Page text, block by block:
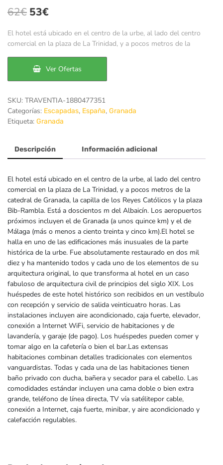
62€ El
precio
original
era:
62€.
53€
precio
actual
es:
53€.
El hotel está ubicado en el centro de la urbe, al lado del centro
comercial en la plaza de La Trinidad, y a pocos metros de la
Ver Ofertas
SKU: TRAVENTIA-1880477351
Categorías: Escapadas, España, Granada
Etiqueta: Granada
Descripción Información adicional
El hotel está ubicado en el centro de la urbe, al lado del centro
comercial en la plaza de La Trinidad, y a pocos metros de la
catedral de Granada, la capilla de los Reyes Católicos y la plaza
Bib-Rambla. Está a doscientos m del Albaicín. Los aeropuertos
próximos incluyen el de Granada (a unos quince km) y el de
Málaga (más o menos a ciento treinta y cinco km).El hotel se
halla en uno de las edificaciones más inusuales de la parte
histórica de la urbe. Fue absolutamente restaurado en dos mil
diez y ha mantenido todos y cada uno de los elementos de su
arquitectura original, lo que transforma al hotel en un caso
fabuloso de arquitectura civil de principios del siglo XIX. Los
huéspedes de este hotel histórico son recibidos en un vestíbulo
con recepción y servicio de salida veinticuatro horas. Las
instalaciones incluyen aire acondicionado, caja fuerte, elevador,
conexión a Internet WiFi, servicio de habitaciones y de
lavandería, y garaje (de pago). Los huéspedes pueden comer y
tomar algo en la cafetería o bien el bar.Las extensas
habitaciones combinan detalles tradicionales con elementos
vanguardistas. Todas y cada una de las habitaciones tienen
baño privado con ducha, bañera y secador para el cabello. Las
comodidades estándar incluyen una cama doble o bien extra
grande, teléfono de línea directa, TV vía satélitepor cable,
conexión a Internet, caja fuerte, minibar, y aire acondicionado y
calefacción regulables.